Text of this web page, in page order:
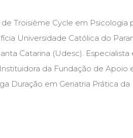
Obras de referência (48)
Psicologia, Psicoterapia (799)
Rádio (8)
Temas africanos (30)
Troisième Cycle em Psicologia
Universidade Católica do
Catarina (Udesc).
da Fundação de Apoio
Duração em Geriatria Prática da